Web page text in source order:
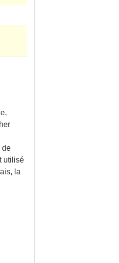
de
utilisé
la